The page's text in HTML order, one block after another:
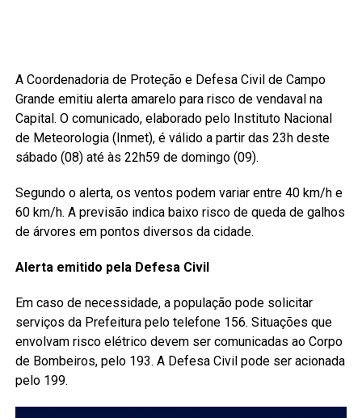
A Coordenadoria de Proteção e Defesa Civil de Campo
Grande emitiu alerta amarelo para risco de vendaval na
Capital. O comunicado, elaborado pelo Instituto Nacional
de Meteorologia (Inmet), é válido a partir das 23h deste
sábado (08) até às 22h59 de domingo (09).
Segundo o alerta, os ventos podem variar entre 40 km/h e
60 km/h. A previsão indica baixo risco de queda de galhos
de árvores em pontos diversos da cidade.
Alerta emitido pela Defesa Civil
Em caso de necessidade, a população pode solicitar
serviços da Prefeitura pelo telefone 156. Situações que
envolvam risco elétrico devem ser comunicadas ao Corpo
de Bombeiros, pelo 193. A Defesa Civil pode ser acionada
pelo 199.